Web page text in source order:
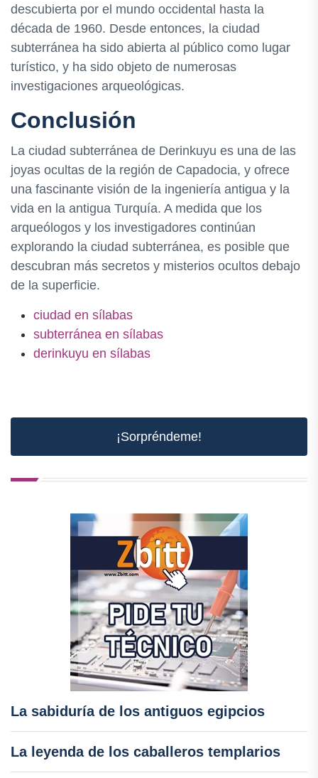
descubierta por el mundo occidental hasta la
década de 1960. Desde entonces, la ciudad
subterránea ha sido abierta al público como lugar
turístico, y ha sido objeto de numerosas
investigaciones arqueológicas.
Conclusión
La ciudad subterránea de Derinkuyu es una de las
joyas ocultas de la región de Capadocia, y ofrece
una fascinante visión de la ingeniería antigua y la
vida en la antigua Turquía. A medida que los
arqueólogos y los investigadores continúan
explorando la ciudad subterránea, es posible que
descubran más secretos y misterios ocultos debajo
de la superficie.
ciudad en sílabas
subterránea en sílabas
derinkuyu en sílabas
¡Sorpréndeme!
La sabiduría de los antiguos egipcios
La leyenda de los caballeros templarios